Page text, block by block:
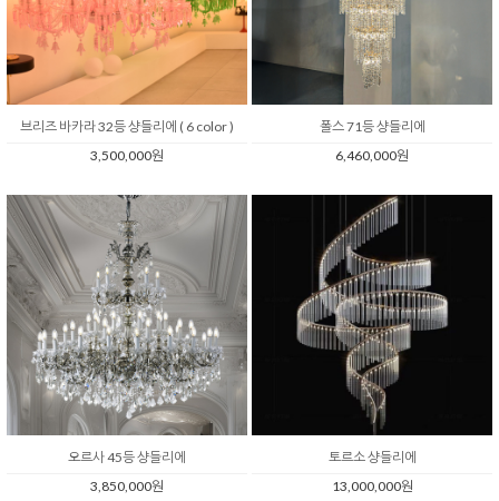
브리즈 바카라 32등 샹들리에 ( 6 color )
3,500,000원
폴스 71등 샹들리에
6,460,000원
오르사 45등 샹들리에
3,850,000원
토르소 샹들리에
13,000,000원